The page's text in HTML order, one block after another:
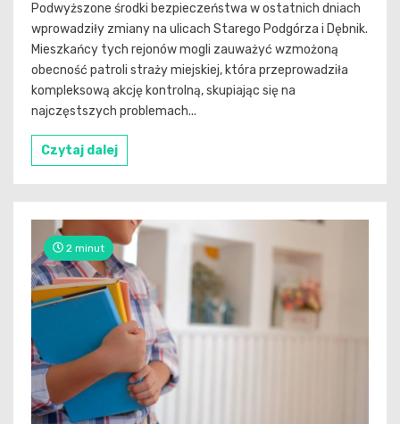
Podwyższone środki bezpieczeństwa w ostatnich dniach
wprowadziły zmiany na ulicach Starego Podgórza i Dębnik.
Mieszkańcy tych rejonów mogli zauważyć wzmożoną
obecność patroli straży miejskiej, która przeprowadziła
kompleksową akcję kontrolną, skupiając się na
najczęstszych problemach...
Czytaj dalej
2 minut